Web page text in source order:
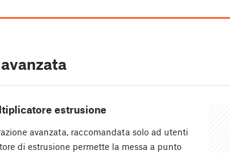
estrusione
avanzata, raccomandata solo ad utenti
di estrusione permette la messa a punto